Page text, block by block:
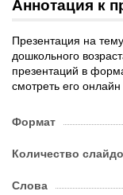
Аннотация к
Презентация на
дошкольного
презентаций в
смотреть его
Формат
Количество
Слова